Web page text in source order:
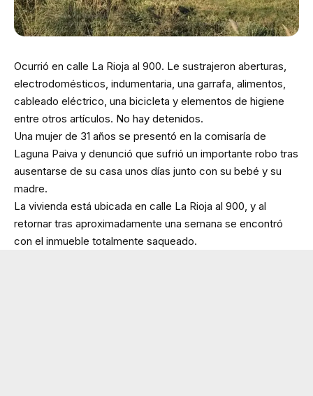
Ocurrió en calle La Rioja al 900. Le sustrajeron aberturas,
electrodomésticos, indumentaria, una garrafa, alimentos,
cableado eléctrico, una bicicleta y elementos de higiene
entre otros artículos. No hay detenidos.
Una mujer de 31 años se presentó en la comisaría de
Laguna Paiva y denunció que sufrió un importante robo tras
ausentarse de su casa unos días junto con su bebé y su
madre.
La vivienda está ubicada en calle La Rioja al 900, y al
retornar tras aproximadamente una semana se encontró
con el inmueble totalmente saqueado.